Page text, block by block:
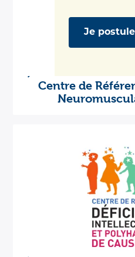
Je postule
Centre de